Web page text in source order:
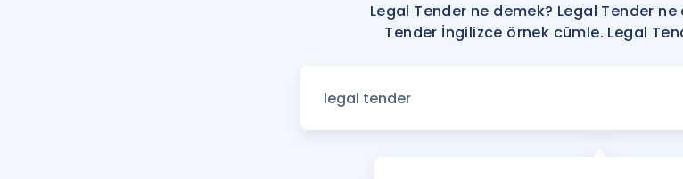
Legal Tender ne demek? Legal Tender
Tender İngilizce örnek cümle. Legal